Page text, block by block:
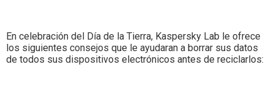
En celebración del Día de la Tierra, Kaspersky Lab le ofrece
los siguientes consejos que le ayudaran a borrar sus datos
de todos sus dispositivos electrónicos antes de reciclarlos: